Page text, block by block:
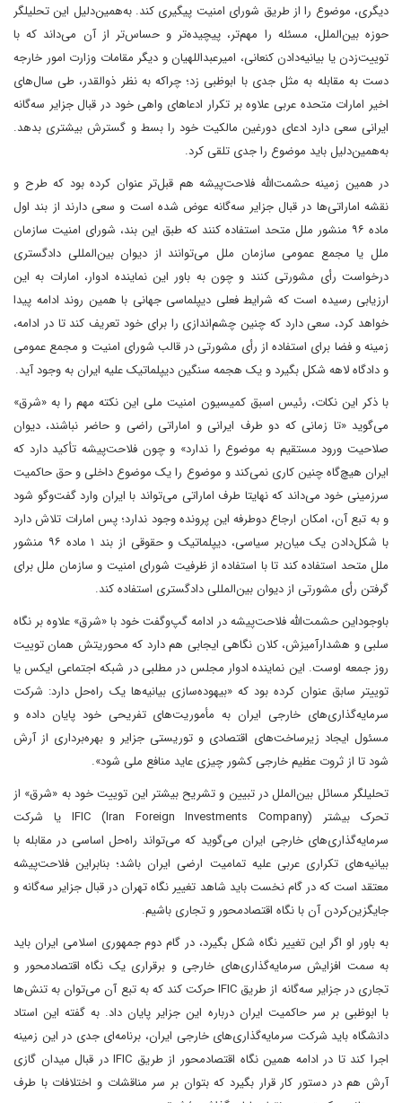
دیگری، موضوع را از طریق شورای امنیت پیگیری کند. به‌همین‌دلیل این تحلیلگر
حوزه بین‌الملل، مسئله را مهم‌تر، پیچیده‌تر و حساس‌تر از آن می‌داند که با
توییت‌زدن یا بیانیه‌دادن کنعانی، امیرعبداللهیان و دیگر مقامات وزارت امور خارجه
دست به مقابله به مثل جدی با ابوظبی زد؛ چرا‌که به نظر ذوالقدر، طی سال‌های
اخیر امارات متحده عربی علاوه بر تکرار ادعاهای واهی خود در قبال جزایر سه‌گانه
ایرانی سعی دارد ادعای دورغین مالکیت خود را بسط و گسترش بیشتری بدهد.
به‌همین‌دلیل باید موضوع را جدی تلقی کرد.
در همین زمینه حشمت‌الله فلاحت‌پیشه هم قبل‌تر عنوان کرده بود که طرح و
نقشه اماراتی‌ها در قبال جزایر سه‌گانه عوض شده است و سعی دارند از بند اول
ماده ۹۶ منشور ملل متحد استفاده کنند که طبق این بند، شورای امنیت سازمان
ملل یا مجمع عمومی سازمان ملل می‌توانند از دیوان بین‌المللی دادگستری
درخواست رأی مشورتی کنند و چون به باور این نماینده ادوار، امارات به این
ارزیابی رسیده است که شرایط فعلی دیپلماسی جهانی با همین روند ادامه پیدا
خواهد کرد، سعی دارد که چنین چشم‌اندازی را برای خود تعریف کند تا در ادامه،
زمینه و فضا برای استفاده از رأی مشورتی در قالب شورای امنیت و مجمع عمومی
و دادگاه لاهه شکل بگیرد و یک هجمه سنگین دیپلماتیک علیه ایران به وجود آید.
با ذکر این نکات، رئیس اسبق کمیسیون امنیت ملی این نکته مهم را به «شرق»
می‌گوید «تا زمانی که دو طرف ایرانی و اماراتی راضی و حاضر نباشند، دیوان
صلاحیت ورود مستقیم به موضوع را ندارد» و چون فلاحت‌پیشه تأکید دارد که
ایران هیچ‌گاه چنین کاری نمی‌کند و موضوع را یک موضوع داخلی و حق حاکمیت
سرزمینی خود می‌داند که نهایتا طرف اماراتی می‌تواند با ایران وارد گفت‌وگو شود
و به تبع آن، امکان ارجاع دوطرفه این پرونده وجود ندارد؛ پس امارات تلاش دارد
با شکل‌دادن یک میان‌بر سیاسی، دیپلماتیک و حقوقی از بند ۱ ماده ۹۶ منشور
ملل متحد استفاده کند تا با استفاده از ظرفیت شورای امنیت و سازمان ملل برای
گرفتن رأی مشورتی از دیوان بین‌المللی دادگستری استفاده کند.
باوجود‌این حشمت‌الله فلاحت‌پیشه در ادامه گپ‌وگفت خود با «شرق» علاوه بر نگاه
سلبی و هشدارآمیزش، کلان‌ نگاهی ایجابی هم دارد که محوریتش همان توییت
روز جمعه اوست. این نماینده ادوار مجلس در مطلبی در شبکه اجتماعی ایکس یا
توییتر سابق عنوان کرده بود که «بیهوده‌سازی بیانیه‌ها یک راه‌حل دارد: شرکت
سرمایه‌گذاری‌های خارجی ایران به مأموریت‌های تفریحی خود پایان داده و
مسئول ایجاد زیرساخت‌های اقتصادی و توریستی جزایر و بهره‌برداری از آرش
شود تا از ثروت عظیم خارجی کشور چیزی عاید منافع ملی شود».
تحلیلگر مسائل بین‌الملل در تبیین و تشریح بیشتر این توییت خود به «شرق» از
تحرک بیشتر IFIC (Iran Foreign Investments Company) یا شرکت
سرمایه‌گذاری‌های خارجی ایران می‌گوید که می‌تواند راه‌حل اساسی در مقابله با
بیانیه‌های تکراری عربی علیه تمامیت ارضی ایران باشد؛ بنابراین فلاحت‌پیشه
معتقد است که در گام نخست باید شاهد تغییر نگاه تهران در قبال جزایر سه‌گانه و
جایگزین‌کردن آن با نگاه اقتصاد‌محور و تجاری باشیم.
به باور او اگر این تغییر نگاه شکل بگیرد، در گام دوم جمهوری اسلامی ایران باید
به سمت افزایش سرمایه‌گذاری‌های خارجی و برقراری یک نگاه اقتصاد‌محور و
تجاری در جزایر سه‌گانه از طریق IFIC حرکت کند که به تبع آن می‌توان به تنش‌ها
با ابوظبی بر سر حاکمیت ایران درباره این جزایر پایان داد. به گفته این استاد
دانشگاه باید شرکت سرمایه‌گذاری‌های خارجی ایران، برنامه‌ای جدی در این زمینه
اجرا کند تا در ادامه همین نگاه اقتصاد‌محور از طریق IFIC در قبال میدان گازی
آرش هم در دستور کار قرار بگیرد که بتوان بر سر مناقشات و اختلافات با طرف